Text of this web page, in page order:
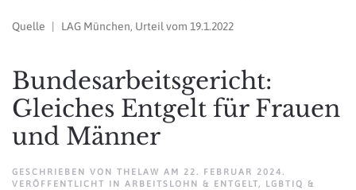
Quelle | LAG München, Urteil vom 19.1.2022
Bundesarbeitsgericht:
Gleiches Entgelt für Frauen
und Männer
GESCHRIEBEN VON THELAW AM 22. FEBRUAR 2024 .
VERÖFFENTLICHT IN ARBEITSLOHN & ENTGELT, LGBTIQ &